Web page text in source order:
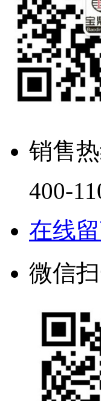
销售
400-
在线
微信